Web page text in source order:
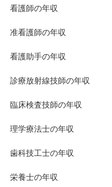
看護師の年収
准看護師の年収
看護助手の年収
診療放射線技師の年収
臨床検査技師の年収
理学療法士の年収
歯科技工士の年収
栄養士の年収